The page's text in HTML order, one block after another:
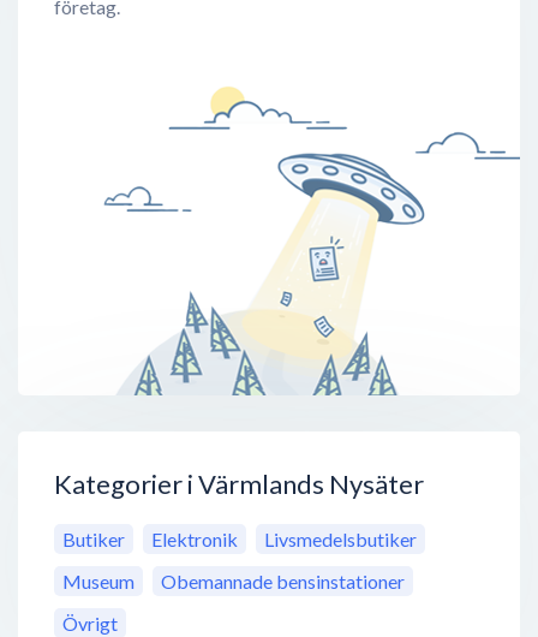
företag.
Kategorier i Värmlands Nysäter
Butiker Elektronik
Livsmedelsbutiker
Museum
Obemannade bensinstationer
Övrigt